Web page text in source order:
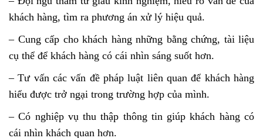
khách hàng, tìm ra phương án xử lý hiệu quả.
– Cung cấp cho khách hàng những bằng chứng, tài liệu
cụ thể để khách hàng có cái nhìn sáng suốt hơn.
– Tư vấn các vấn đề pháp luật liên quan để khách hàng
hiểu được trở ngại trong trường hợp của mình.
– Có nghiệp vụ thu thập thông tin giúp khách hàng có
cái nhìn khách quan hơn.